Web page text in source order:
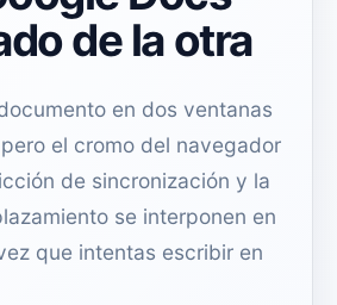
de la otra
en dos ventanas
el cromo del navegador
de sincronización y la
se interponen en
que intentas escribir en